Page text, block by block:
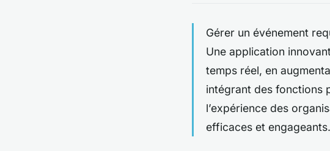
Gérer un événement
Une application
temps réel, en
intégrant des fonctions
l’expérience des
efficaces et engageants.